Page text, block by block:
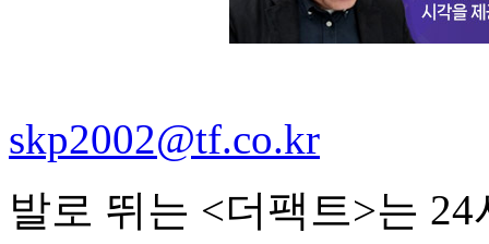
skp2002@tf.co.kr
발로 뛰는 <더팩트>는